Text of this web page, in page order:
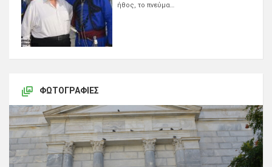
ήθος, το πνεύμα…
ΦΩΤΟΓΡΑΦΊΕΣ